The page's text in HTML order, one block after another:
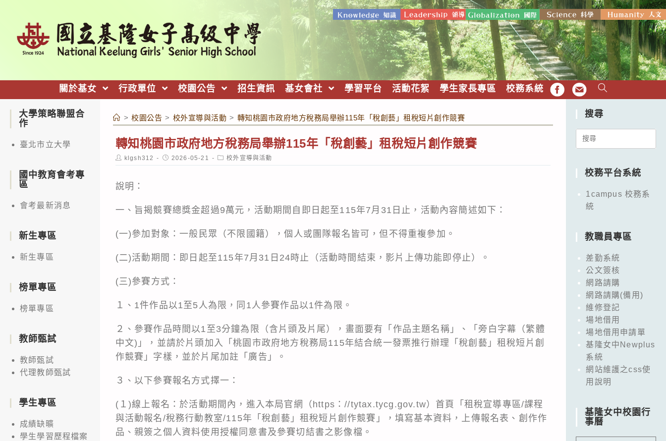
關於基女 行政單位 校園公告 招生資訊 基女會社 學習平台 活動花絮 學生家長專區 校務系統 FB EMAIL
> 校園公告 > 校外宣導與活動 > 轉知桃園市政府地方稅務局舉辦115年「稅創藝」租稅短片創作競賽
轉知桃園市政府地方稅務局舉辦115年「稅創藝」租稅短片創作競賽
Post
author:
klgsh312
Post
published:
2026-05-21
Post
category:
校外宣導與活動
說明：
一、旨揭競賽總獎金超過9萬元，活動期間自即日起至115年7月31日止，活動內容簡述如下：
(一)參加對象：一般民眾（不限國籍），個人或團隊報名皆可，但不得重複參加。
(二)活動期間：即日起至115年7月31日24時止（活動時間結束，影片上傳功能即停止）。
(三)參賽方式：
１、1件作品以1至5人為限，同1人參賽作品以1件為限。
２、參賽作品時間以1至3分鐘為限（含片頭及片尾），畫面要有「作品主題名稱」、「旁白字幕（繁體
中文)」，並請於片頭加入「桃園市政府地方稅務局115年結合統一發票推行辦理「稅創藝」租稅短片創
作競賽」字樣，並於片尾加註「廣告」。
３、以下參賽報名方式擇一：
(１)線上報名：於活動期間內，進入本局官網（https：//tytax.tycg.gov.tw）首頁「租稅宣導專區/課程
與活動報名/稅務行動教室/115年「稅創藝」租稅短片創作競賽」，填寫基本資料，上傳報名表、創作作
品、親簽之個人資料使用授權同意書及參賽切結書之影像檔。
大學策略聯盟合
作
臺北市立大學
國中教育會考專
區
會考最新消息
新生專區
新生專區
榜單專區
榜單專區
教師甄試
教師甄試
代理教師甄試
學生專區
成績缺曠
學生學習歷程檔案
搜尋
Search
校務平台系統
1campus 校務系
統
教職員專區
差勤系統
公文簽核
網路請購
網路請購(備用)
維修登記
場地借用
場地借用申請單
基隆女中Newplus
系統
網站維護之css使
用說明
基隆女中校園行
事曆